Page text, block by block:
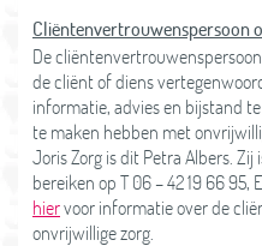
Cliëntenvertrouwenspersoon
De
de cliënt of diens
informatie, advies en bijstand
te maken hebben met
Joris Zorg is dit Petra Albers.
bereiken op T 06 – 42 19 66 95, E
hiervoor informatie over de
onvrijwillige zorg.